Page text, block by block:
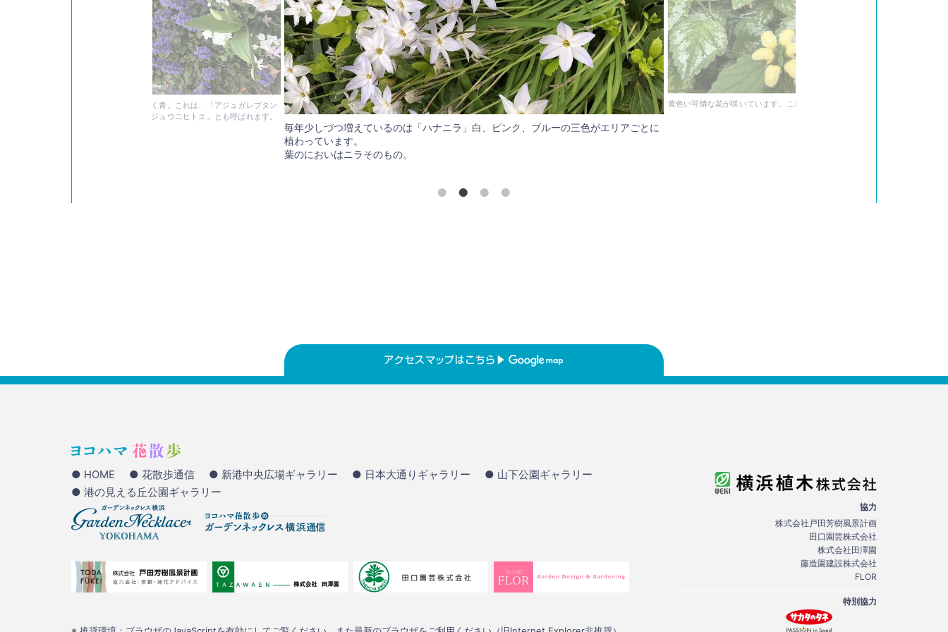
るところにふわっと広がっている目を引く青。これは、「アジュガレプタン
らがひらひらと重なっている様子から「ジュウニヒトエ」とも呼ばれます。
毎年少しづつ増えているのは「ハナニラ」白、ピンク、ブルーの三色がエリアごとに
植わっています。
葉のにおいはニラそのもの。
黄色い可憐な花が咲いています。これは「ラミウムガリオブドロン」。
● HOME ● 花散歩通信 ● 新港中央広場ギャラリー ● 日本大通りギャラリー
● 山下公園ギャラリー
● 港の見える丘公園ギャラリー
協力
株式会社戸田芳樹風景計画
田口園芸株式会社
株式会社田澤園
藤造園建設株式会社
FLOR
特別協力